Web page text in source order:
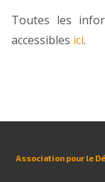
Toutes les
accessibles ici.
Association pour le